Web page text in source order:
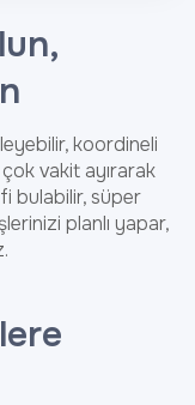
koordineli
vakit ayırarak
bulabilir, süper
planlı yapar,